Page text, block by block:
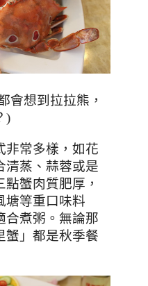
會想到拉拉熊，
)
非常多樣，如花
清蒸、蒜蓉或是
蟹肉質肥厚，
塘等重口味料
合煮粥。無論那
蟹」都是秋季餐